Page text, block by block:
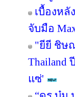
เบื้องห
จับมือ
"ยียี ชิษ
Thailand
แซ่'